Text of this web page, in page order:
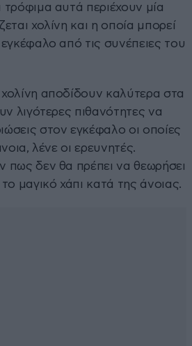
αυτά περιέχουν μία
χολίνη και η οποία μπορεί
από τις συνέπειες του
αποδίδουν καλύτερα στα
λιγότερες πιθανότητες να
στον εγκέφαλο οι οποίες
λένε οι ερευνητές.
πως δεν θα πρέπει να θεωρήσει
μαγικό χάπι κατά της άνοιας.